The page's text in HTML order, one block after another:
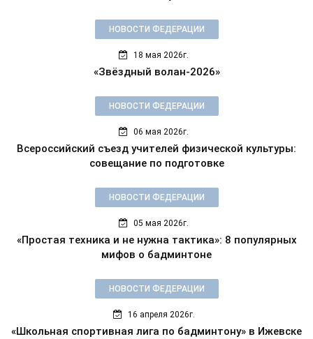
НОВОСТИ ФЕДЕРАЦИИ
18 мая 2026г.
«Звёздный волан-2026»
НОВОСТИ ФЕДЕРАЦИИ
06 мая 2026г.
Всероссийский съезд учителей физической культуры:
совещание по подготовке
НОВОСТИ ФЕДЕРАЦИИ
05 мая 2026г.
«Простая техника и не нужна тактика»: 8 популярных
мифов о бадминтоне
НОВОСТИ ФЕДЕРАЦИИ
16 апреля 2026г.
«Школьная спортивная лига по бадминтону» в Ижевске